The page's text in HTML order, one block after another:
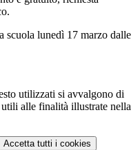
scuola lunedì 17 marzo dalle
utilizzati si avvalgono di
alle finalità illustrate nella
Accetta tutti i cookies